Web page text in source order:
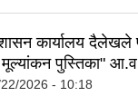
कार्यालय दैलेखले
पुस्तिका"
2026 - 10:18